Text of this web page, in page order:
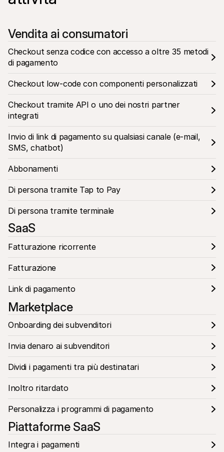
Vendita ai consumatori
Checkout senza codice con accesso a oltre 35 metodi
di pagamento
Checkout low-code con componenti personalizzati
Checkout tramite API o uno dei nostri partner
integrati
Invio di link di pagamento su qualsiasi canale (e-mail,
SMS, chatbot)
Abbonamenti
Di persona tramite Tap to Pay
Di persona tramite terminale
SaaS
Fatturazione ricorrente
Fatturazione
Link di pagamento
Marketplace
Onboarding dei subvenditori
Invia denaro ai subvenditori
Dividi i pagamenti tra più destinatari
Inoltro ritardato
Personalizza i programmi di pagamento
Piattaforme SaaS
Integra i pagamenti